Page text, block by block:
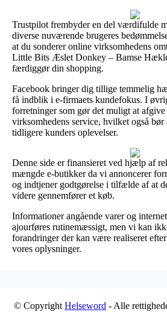
Trustpilot frembyder en del værdifulde
diverse nuværende brugeres
at du sonderer online virksomhedens
Little Bits Æslet Donkey – Bamse
færdiggør din shopping.
Facebook bringer dig tillige temmelig
få indblik i e-firmaets kundefokus. I
forretninger som gør det muligt at afgive
virksomhedens service, hvilket også bør
tidligere kunders oplevelser.
Denne side er finansieret ved hjælp af
mængde e-butikker da vi annoncerer
og indtjener godtgørelse i tilfælde af at
videre gennemfører et køb.
Informationer angående varer og
ajourføres rutinemæssigt, men vi kan
forandringer der kan være realiseret
vores oplysninger.
© Copyright Helseword - Alle